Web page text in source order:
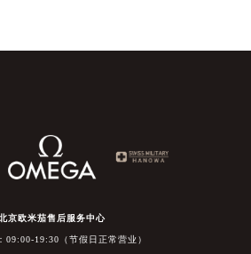
京欧米茄售后服务中心
09:00-19:30（节假日正常营业）